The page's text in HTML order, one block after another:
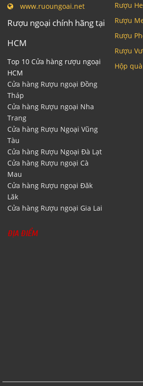
www.ruoungoai.net
Rượu ngoại chính hãng tại
HCM
Top 10 Cửa hàng rượu ngoại
HCM
Cửa hàng Rượu ngoại Đồng
Tháp
Cửa hàng Rượu ngoại Nha
Trang
Cửa hàng Rượu Ngoại Vũng
Tàu
Cửa hàng Rượu Ngoại Đà Lạt
Cửa hàng Rượu ngoại Cà
Mau
Cửa hàng Rượu ngoại Đăk
Lăk
Cửa hàng Rượu ngoại Gia Lai
Rượu
Rượu
Rượu
Rượu
Hộp
ĐỊA ĐIỂM